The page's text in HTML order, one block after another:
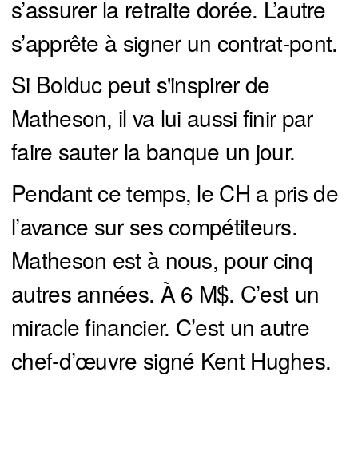
s’assurer la retraite dorée. L’autre
s’apprête à signer un contrat-pont.
Si Bolduc peut s'inspirer de
Matheson, il va lui aussi finir par
faire sauter la banque un jour.
Pendant ce temps, le CH a pris de
l’avance sur ses compétiteurs.
Matheson est à nous, pour cinq
autres années. À 6 M$. C’est un
miracle financier. C’est un autre
chef-d’œuvre signé Kent Hughes.